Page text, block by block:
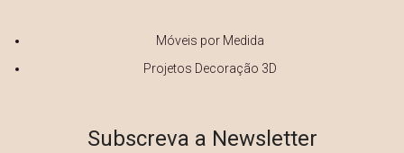
Móveis por Medida
Projetos Decoração 3D
Subscreva a Newsletter